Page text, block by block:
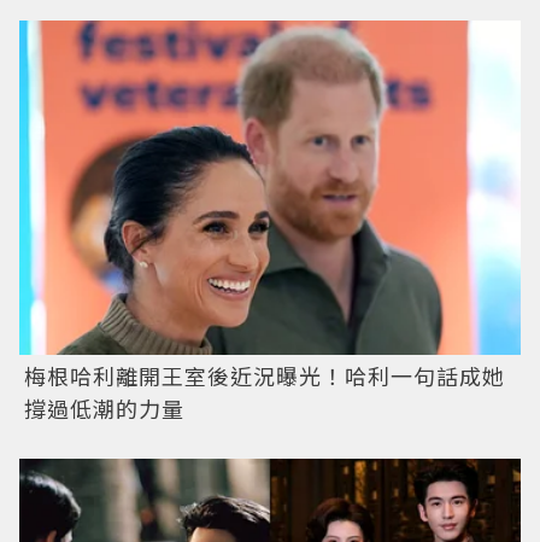
梅根哈利離開王室後近況曝光！哈利一句話成她
撐過低潮的力量